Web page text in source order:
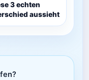
3 echten
aussieht